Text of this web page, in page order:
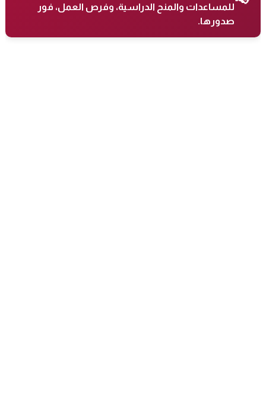
للمساعدات والمنح الدراسية، وفرص العمل، فور
صدورها.